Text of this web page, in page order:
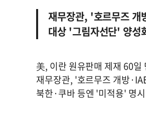
재무장관, '호르무즈
대상 '그림자선단' 양성
美, 이란 원유판매 제재 60
재무장관, '호르무즈 개방
북한·쿠바 등엔 '미적용' 명